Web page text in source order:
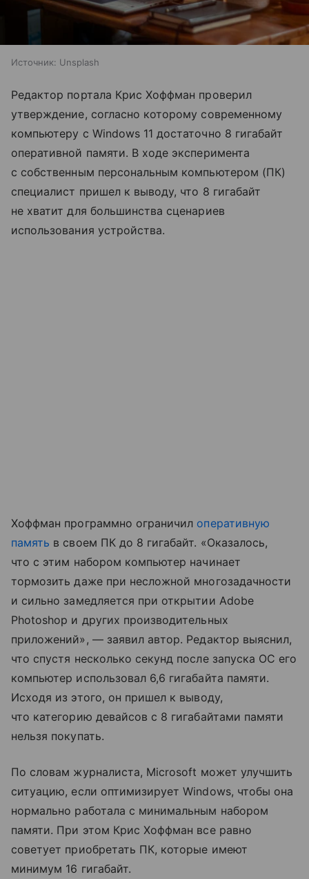
Источник: Unsplash
Редактор портала Крис Хоффман проверил
утверждение, согласно которому современному
компьютеру с Windows 11 достаточно 8 гигабайт
оперативной памяти. В ходе эксперимента
с собственным персональным компьютером (ПК)
специалист пришел к выводу, что 8 гигабайт
не хватит для большинства сценариев
использования устройства.
Хоффман программно ограничил оперативную
память в своем ПК до 8 гигабайт. «Оказалось,
что с этим набором компьютер начинает
тормозить даже при несложной многозадачности
и сильно замедляется при открытии Adobe
Photoshop и других производительных
приложений», — заявил автор. Редактор выяснил,
что спустя несколько секунд после запуска ОС его
компьютер использовал 6,6 гигабайта памяти.
Исходя из этого, он пришел к выводу,
что категорию девайсов с 8 гигабайтами памяти
нельзя покупать.
По словам журналиста, Microsoft может улучшить
ситуацию, если оптимизирует Windows, чтобы она
нормально работала с минимальным набором
памяти. При этом Крис Хоффман все равно
советует приобретать ПК, которые имеют
минимум 16 гигабайт.